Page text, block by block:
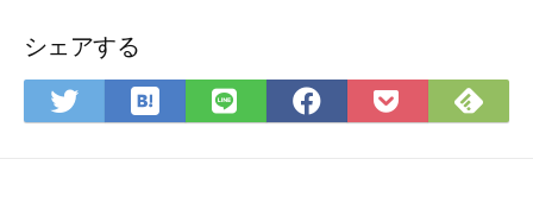
シェアする
Twitter
で
は
て
LINE
で
Facebook
で
Pocket
に
で